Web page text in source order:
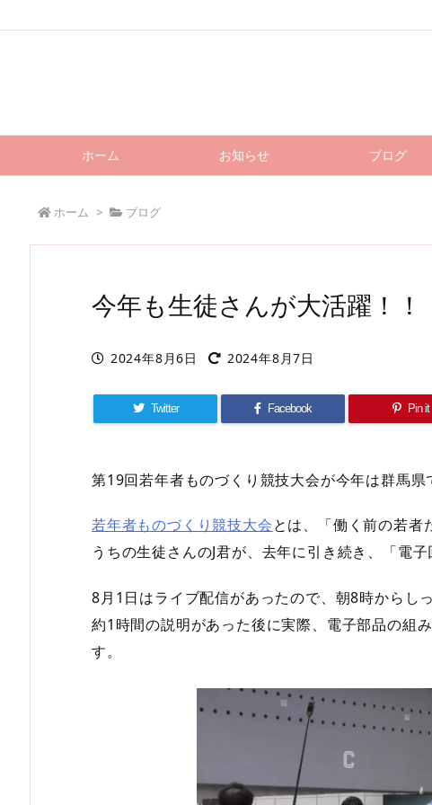
ホーム お知らせ ブログ
ホーム > ブログ
今年も生徒さんが大活躍！！
2024年8月6日 2024年8月7日
Twitter Facebook Pin it
第19回若年者ものづくり競技大会が今年は群馬県
若年者ものづくり競技大会とは、「働く前の若者
うちの生徒さんのJ君が、去年に引き続き、「電
8月1日はライブ配信があったので、朝8時からし
約1時間の説明があった後に実際、電子部品の組
す。